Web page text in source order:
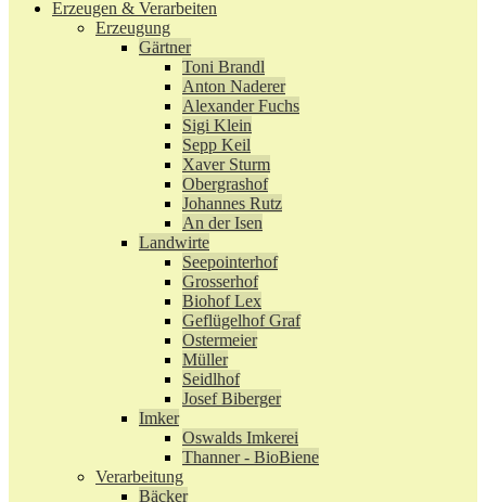
Erzeugen & Verarbeiten
Erzeugung
Gärtner
Toni Brandl
Anton Naderer
Alexander Fuchs
Sigi Klein
Sepp Keil
Xaver Sturm
Obergrashof
Johannes Rutz
An der Isen
Landwirte
Seepointerhof
Grosserhof
Biohof Lex
Geflügelhof Graf
Ostermeier
Müller
Seidlhof
Josef Biberger
Imker
Oswalds Imkerei
Thanner - BioBiene
Verarbeitung
Bäcker